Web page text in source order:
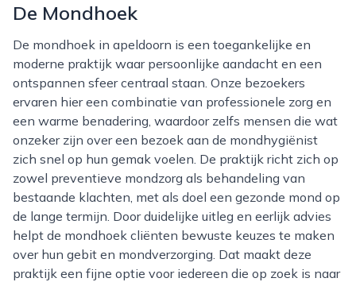
De Mondhoek
De mondhoek in apeldoorn is een toegankelijke en
moderne praktijk waar persoonlijke aandacht en een
ontspannen sfeer centraal staan. Onze bezoekers
ervaren hier een combinatie van professionele zorg en
een warme benadering, waardoor zelfs mensen die wat
onzeker zijn over een bezoek aan de mondhygiënist
zich snel op hun gemak voelen. De praktijk richt zich op
zowel preventieve mondzorg als behandeling van
bestaande klachten, met als doel een gezonde mond op
de lange termijn. Door duidelijke uitleg en eerlijk advies
helpt de mondhoek cliënten bewuste keuzes te maken
over hun gebit en mondverzorging. Dat maakt deze
praktijk een fijne optie voor iedereen die op zoek is naar